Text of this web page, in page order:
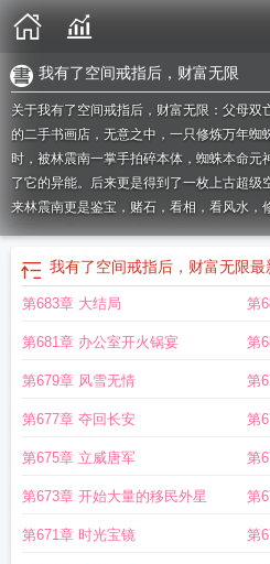
我有了空间戒指后，财富无限
关于我有了空间戒指后，财富无限：父母
的二手书画店，无意之中，一只修炼万年蜘
时，被林震南一掌手拍碎本体，蜘蛛本命
了它的异能。后来更是得到了一枚上古超
来林震南更是鉴宝，赌石，看相，看风水，
贵逼人！我有了空间戒指后我想有个空间
主角有空间戒指 我有了空间戒指后财富
富无限作者坠入尘埃
空间戒指后财富无限全文免费阅读
财富无
了空间戒指后财富无限林峰 有空间戒指穿越
无限等级财富无限(林震南) 我有了空间戒
无限有空间戒指怎么赚钱 财富无限TXT财
财富无限笔趣阁有空间戒指的漫画 我有
间戒指的都市主角有个空间戒指的 都市
我有了空间戒指后，财富无限最
第683章 大结局 第
第681章 办公室开火锅宴 第
第679章 风雪无情 第
第677章 夺回长安 第
第675章 立威唐军 第
第673章 开始大量的移民外星 第
第671章 时光宝镜 第